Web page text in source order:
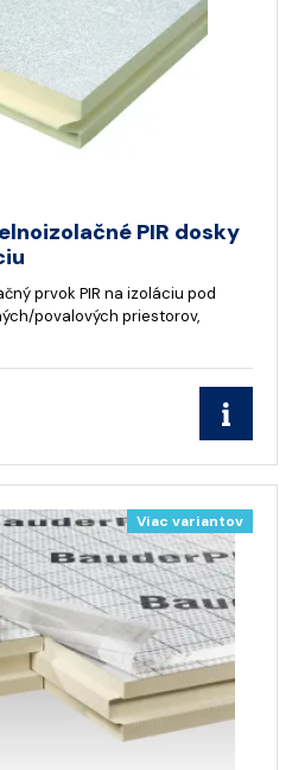
PIR dosky
prvok PIR na izoláciu pod
povalových priestorov,
Viac variantov